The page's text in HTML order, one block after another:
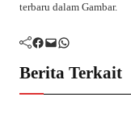
terbaru dalam Gambar.
Facebook Mail WhatsApp
Berita Terkait